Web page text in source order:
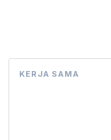
KERJA SAMA